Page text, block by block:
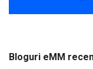
Bloguri eMM